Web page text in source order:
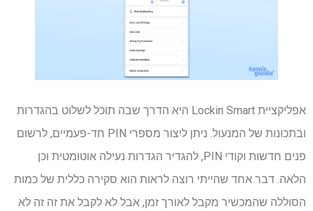
אפליקציית Lockin Smart היא הדרך שבה תוכל לשלוט בהגדרות
ובתכונות של המנעול. ניתן ליצור מספרי PIN חד-פעמיים, לרשום
פנים חדשות וקודי PIN, להגדיר הגדרות נעילה אוטומטית וכן
הלאה. דבר אחד שהייתי רוצה לראות הוא סקירה כללית של כמות
הסוללה שהמכשיר מקבל לאורך זמן, אבל לא לקבל את זה זה לא